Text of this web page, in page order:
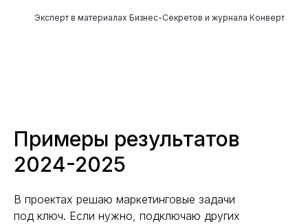
Эксперт в материалах Бизнес-Секретов и журнала Конверт
Примеры результатов
2024-2025
В проектах решаю маркетинговые задачи
под ключ. Если нужно, подключаю других